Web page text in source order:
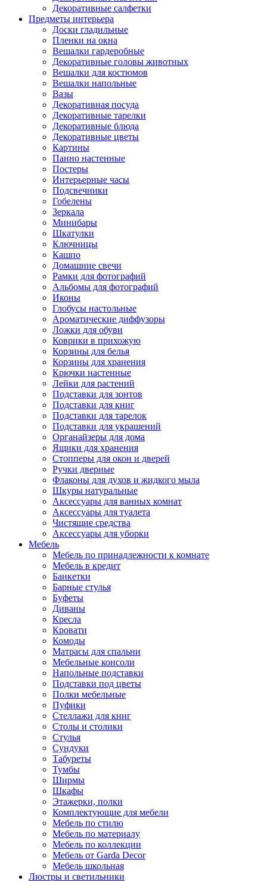
Декоративные салфетки
Предметы интерьера
Доски гладильные
Пленки на окна
Вешалки гардеробные
Декоративные головы животных
Вешалки для костюмов
Вешалки напольные
Вазы
Декоративная посуда
Декоративные тарелки
Декоративные блюда
Декоративные цветы
Картины
Панно настенные
Постеры
Интерьерные часы
Подсвечники
Гобелены
Зеркала
Минибары
Шкатулки
Ключницы
Кашпо
Домашние свечи
Рамки для фотографий
Альбомы для фотографий
Иконы
Глобусы настольные
Ароматические диффузоры
Ложки для обуви
Коврики в прихожую
Корзины для белья
Корзины для хранения
Крючки настенные
Лейки для растений
Подставки для зонтов
Подставки для книг
Подставки для тарелок
Подставки для украшений
Органайзеры для дома
Ящики для хранения
Стопперы для окон и дверей
Ручки дверные
Флаконы для духов и жидкого мыла
Шкуры натуральные
Аксессуары для ванных комнат
Аксессуары для туалета
Чистящие средства
Аксессуары для уборки
Мебель
Мебель по принадлежности к комнате
Мебель в кредит
Банкетки
Барные стулья
Буфеты
Диваны
Кресла
Кровати
Комоды
Матрасы для спальни
Мебельные консоли
Напольные подставки
Подставки под цветы
Полки мебельные
Пуфики
Стеллажи для книг
Столы и столики
Стулья
Сундуки
Табуреты
Тумбы
Ширмы
Шкафы
Этажерки, полки
Комплектующие для мебели
Мебель по стилю
Мебель по материалу
Мебель по коллекции
Мебель от Garda Decor
Мебель школьная
Люстры и светильники